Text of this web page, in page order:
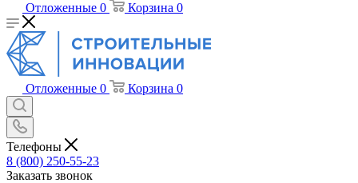
Отложенные 0 Корзина 0
Отложенные 0 Корзина 0
Телефоны
8 (800) 250-55-23
Заказать звонок